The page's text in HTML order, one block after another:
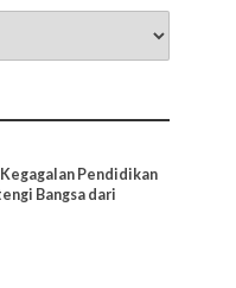
Pendidikan
Bangsa dari